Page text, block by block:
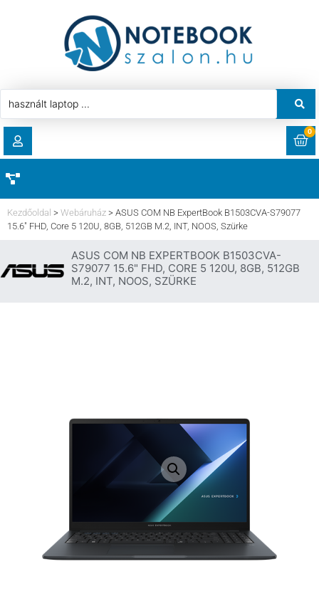
LETÖLTÉSEK
CÍMEK
0
HASZNÁLT LAPTOP
AKCIÓ
KOMPONENS
Kezdőoldal > Webáruház > ASUS COM NB ExpertBook B1503CVA-S79077
15.6″ FHD, Core 5 120U, 8GB, 512GB M.2, INT, NOOS, Szürke
ASUS COM NB EXPERTBOOK B1503CVA-
S79077 15.6" FHD, CORE 5 120U, 8GB, 512GB
M.2, INT, NOOS, SZÜRKE